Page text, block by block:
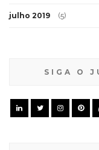
julho 2019 (5)
SIGA O